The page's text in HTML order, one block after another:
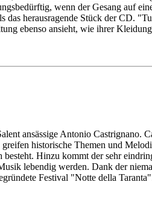
wenn der Gesang auf
das herausragende Stück der CD.
ebenso ansieht, wie ihrer
ansässige Antonio Castrignano.
historische Themen und
Hinzu kommt der sehr
lebendig werden. Dank der
Festival "Notte della